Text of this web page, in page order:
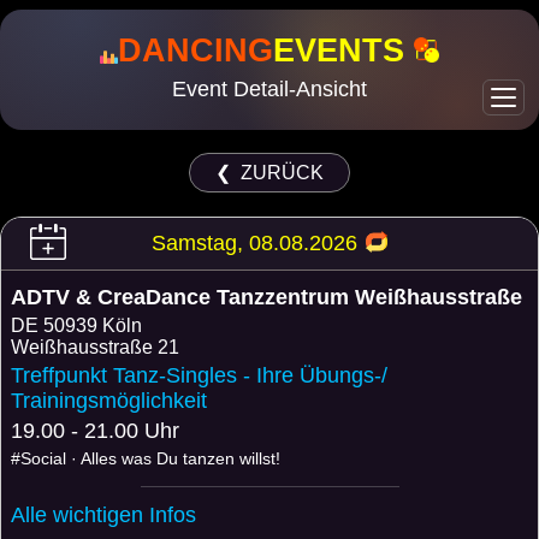
DANCINGEVENTS
Event Detail-Ansicht
❮ ZURÜCK
Samstag, 08.08.2026
ADTV & CreaDance Tanzzentrum Weißhausstraße
DE 50939 Köln
Weißhausstraße 21
Treffpunkt Tanz-Singles - Ihre Übungs-/
Trainingsmöglichkeit
19.00 - 21.00 Uhr
#Social · Alles was Du tanzen willst!
Alle wichtigen Infos